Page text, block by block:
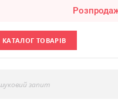
КАТАЛОГ ТОВАРІВ
запит